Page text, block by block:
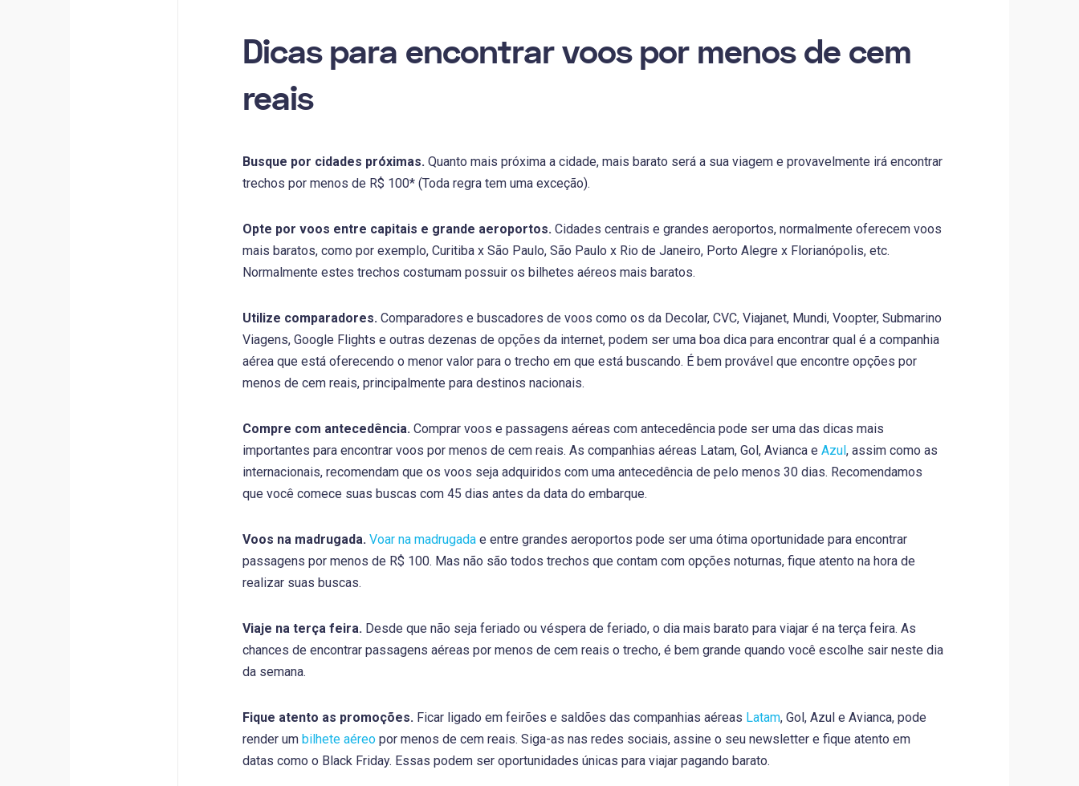
Dicas para encontrar voos por menos de cem
reais
Busque por cidades próximas. Quanto mais próxima a cidade, mais barato será a sua viagem e provavelmente irá encontrar
trechos por menos de R$ 100* (Toda regra tem uma exceção).
Opte por voos entre capitais e grande aeroportos. Cidades centrais e grandes aeroportos, normalmente oferecem voos
mais baratos, como por exemplo, Curitiba x São Paulo, São Paulo x Rio de Janeiro, Porto Alegre x Florianópolis, etc.
Normalmente estes trechos costumam possuir os bilhetes aéreos mais baratos.
Utilize comparadores. Comparadores e buscadores de voos como os da Decolar, CVC, Viajanet, Mundi, Voopter, Submarino
Viagens, Google Flights e outras dezenas de opções da internet, podem ser uma boa dica para encontrar qual é a companhia
aérea que está oferecendo o menor valor para o trecho em que está buscando. É bem provável que encontre opções por
menos de cem reais, principalmente para destinos nacionais.
Compre com antecedência. Comprar voos e passagens aéreas com antecedência pode ser uma das dicas mais
importantes para encontrar voos por menos de cem reais. As companhias aéreas Latam, Gol, Avianca e Azul, assim como as
internacionais, recomendam que os voos seja adquiridos com uma antecedência de pelo menos 30 dias. Recomendamos
que você comece suas buscas com 45 dias antes da data do embarque.
Voos na madrugada. Voar na madrugadae entre grandes aeroportos pode ser uma ótima oportunidade para encontrar
passagens por menos de R$ 100. Mas não são todos trechos que contam com opções noturnas, fique atento na hora de
realizar suas buscas.
Viaje na terça feira. Desde que não seja feriado ou véspera de feriado, o dia mais barato para viajar é na terça feira. As
chances de encontrar passagens aéreas por menos de cem reais o trecho, é bem grande quando você escolhe sair neste dia
da semana.
Fique atento as promoções. Ficar ligado em feirões e saldões das companhias aéreas Latam, Gol, Azul e Avianca, pode
render um bilhete aéreopor menos de cem reais. Siga-as nas redes sociais, assine o seu newsletter e fique atento em
datas como o Black Friday. Essas podem ser oportunidades únicas para viajar pagando barato.